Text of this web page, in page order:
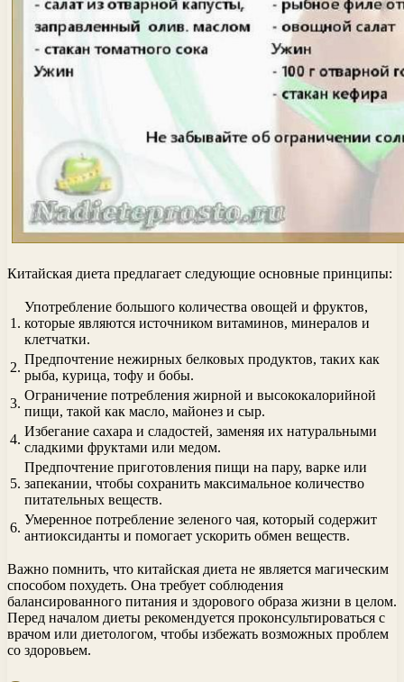
Китайская диета предлагает следующие основные принципы:
1.
Употребление большого количества овощей и фруктов,
которые являются источником витаминов, минералов и
клетчатки.
2.
Предпочтение нежирных белковых продуктов, таких как
рыба, курица, тофу и бобы.
3.
Ограничение потребления жирной и высококалорийной
пищи, такой как масло, майонез и сыр.
4.
Избегание сахара и сладостей, заменяя их натуральными
сладкими фруктами или медом.
5.
Предпочтение приготовления пищи на пару, варке или
запекании, чтобы сохранить максимальное количество
питательных веществ.
6.
Умеренное потребление зеленого чая, который содержит
антиоксиданты и помогает ускорить обмен веществ.
Важно помнить, что китайская диета не является магическим
способом похудеть. Она требует соблюдения
балансированного питания и здорового образа жизни в целом.
Перед началом диеты рекомендуется проконсультироваться с
врачом или диетологом, чтобы избежать возможных проблем
со здоровьем.